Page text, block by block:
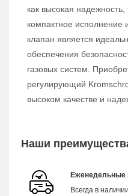
как высокая надежность,
компактное исполнение
клапан является
обеспечения
газовых систем.
регулирующий
высоком качестве и
Наши
Еженедельные
Всегда в